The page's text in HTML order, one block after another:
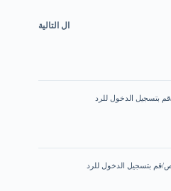
ال التالية
قم بتسجيل الدخول للرد
قم بتسجيل الدخول للرد